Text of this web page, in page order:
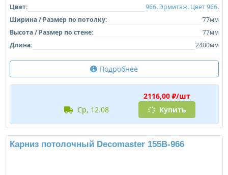
Цвет:
966. Эрмитаж. Цвет 966.
Ширина / Размер по потолку:
77мм
Высота / Размер по стене:
77мм
Длина:
2400мм
Подробнее
2116,00 ₽/шт
ср, 12.08
Купить
Карниз потолочный Decomaster 155B-966